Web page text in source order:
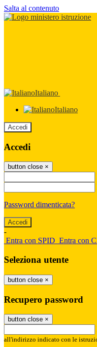
Salta al contenuto
Italiano
Italiano
Accedi
Accedi
button close ×
Password dimenticata?
-
Entra con SPID Entra con
Seleziona utente
button close ×
Recupero password
button close ×
all'indirizzo indicato con le